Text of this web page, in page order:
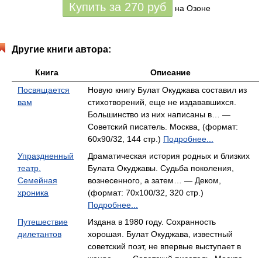
Купить за 270 руб на Озоне
Другие книги автора:
Книга
Описание
Посвящается
вам
Новую книгу Булат Окуджава составил из
стихотворений, еще не издававшихся.
Большинство из них написаны в… —
Советский писатель. Москва, (формат:
60x90/32, 144 стр.) Подробнее...
Упраздненный
театр.
Семейная
хроника
Драматическая история родных и близких
Булата Окуджавы. Судьба поколения,
вознесенного, а затем… — Деком,
(формат: 70x100/32, 320 стр.)
Подробнее...
Путешествие
дилетантов
Издана в 1980 году. Сохранность
хорошая. Булат Окуджава, известный
советский поэт, не впервые выступает в